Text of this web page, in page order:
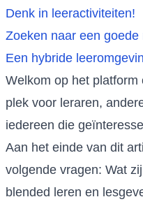
Denk in leeractiviteiten!
Zoeken naar een goede
Een hybride
Welkom op het
plek voor leraren,
iedereen die
Aan het einde van dit
volgende vragen: Wat
blended leren en